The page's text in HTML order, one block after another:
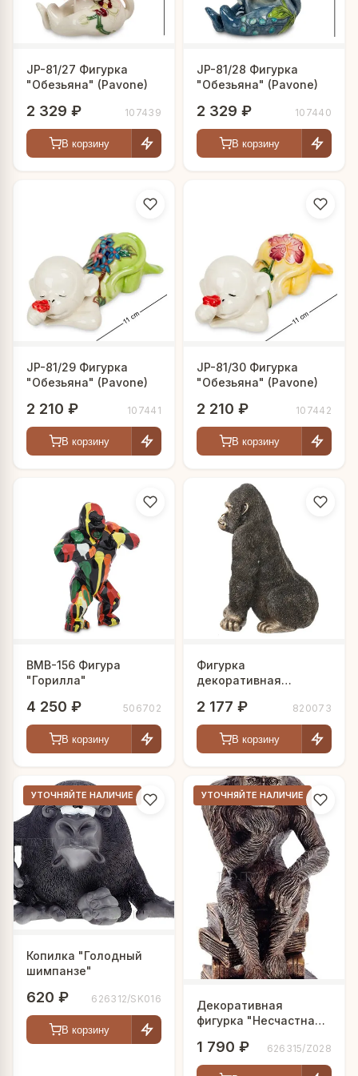
JP-81/27 Фигурка
"Обезьяна" (Pavone)
2 329 ₽ 107439
В корзину
JP-81/28 Фигурка
"Обезьяна" (Pavone)
2 329 ₽ 107440
В корзину
JP-81/29 Фигурка
"Обезьяна" (Pavone)
2 210 ₽ 107441
В корзину
JP-81/30 Фигурка
"Обезьяна" (Pavone)
2 210 ₽ 107442
В корзину
BMB-156 Фигура
"Горилла"
4 250 ₽ 506702
В корзину
Фигурка
декоративная
W14,5 H21 см
2 177 ₽ 820073
В корзину
УТОЧНЯЙТЕ НАЛИЧИЕ
Копилка "Голодный
шимпанзе"
620 ₽ 626312/SK016
В корзину
УТОЧНЯЙТЕ НАЛИЧИЕ
Декоративная
фигурка "Несчастная
1 790 ₽ 626315/Z028